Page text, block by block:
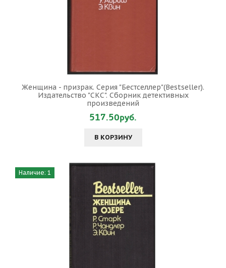
Женщина - призрак. Серия "Бестселлер"(Bestseller).
Издательство "СКС". Сборник детективных
произведений
517.50руб.
В КОРЗИНУ
Наличие: 1